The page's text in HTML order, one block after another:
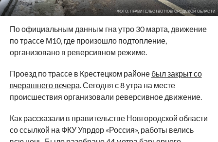
ФОТО: ПРАВИТЕЛЬСТВО НОВГОРОДСКОЙ ОБЛАСТИ
По официальным данным гна утро 30 марта, движение
по трассе М10, где произошло подтопление,
организовано в реверсивном режиме.
Проезд по трассе в Крестецком районе был закрыт со
вчерашнего вечера. Сегодня с 8 утра на месте
происшествия организовали реверсивное движение.
Как рассказали в правительстве Новгородской области
со ссылкой на ФКУ Упрдор «Россия», работы велись